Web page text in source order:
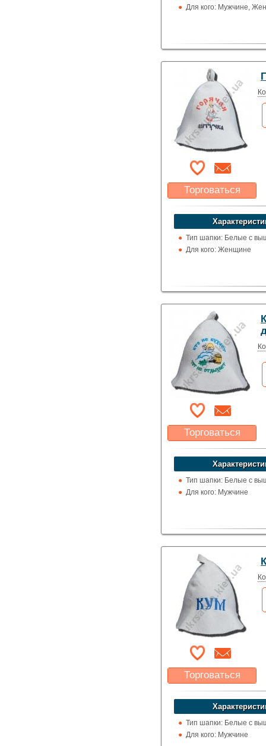
Для кого: Мужчине,
Торговаться
Какая цена Вас
устроит?
Указать цену
Тип шапки: Белые с
Для кого: Женщине
Торговаться
Какая цена Вас
устроит?
Указать цену
Тип шапки: Белые с
Для кого: Мужчине
Торговаться
Какая цена Вас
устроит?
Указать цену
Тип шапки: Белые с
Для кого: Мужчине